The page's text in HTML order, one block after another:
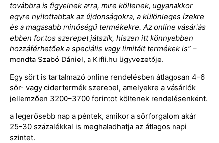
továbbra is figyelnek arra, mire költenek, ugyanakkor
egyre nyitottabbak az újdonságokra, a különleges ízekre
és a magasabb minőségű termékekre. Az online vásárlás
ebben fontos szerepet játszik, hiszen itt könnyebben
hozzáférhetőek a speciális vagy limitált termékek is” –
mondta Szabó Dániel, a Kifli.hu ügyvezetője.
Egy sört is tartalmazó online rendelésben átlagosan 4–6
sör- vagy cidertermék szerepel, amelyekre a vásárlók
jellemzően 3200–3700 forintot költenek rendelésenként.
a legerősebb nap a péntek, amikor a sörforgalom akár
25–30 százalékkal is meghaladhatja az átlagos napi
szintet.